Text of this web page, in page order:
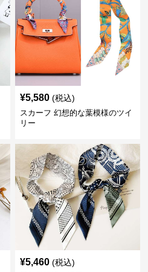
¥5,580 (税込)
スカーフ 幻想的な葉模様のツイ
リー
¥5,460 (税込)